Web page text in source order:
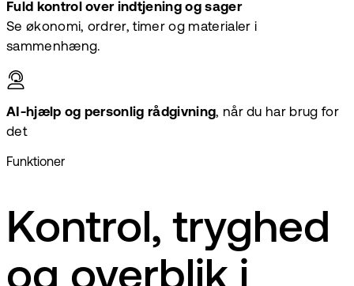
Fuld kontrol over indtjening og sager
Se økonomi, ordrer, timer og materialer i
sammenhæng.
AI-hjælp og personlig rådgivning, når du har brug for
det
Funktioner
Kontrol, tryghed